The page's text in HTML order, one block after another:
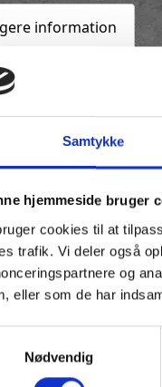
Samtykke
hjemmeside bruger
cookies til at
trafik. Vi deler også
og
eller som de har
Nødvendig
information
en masse lys til
til din tur.Den